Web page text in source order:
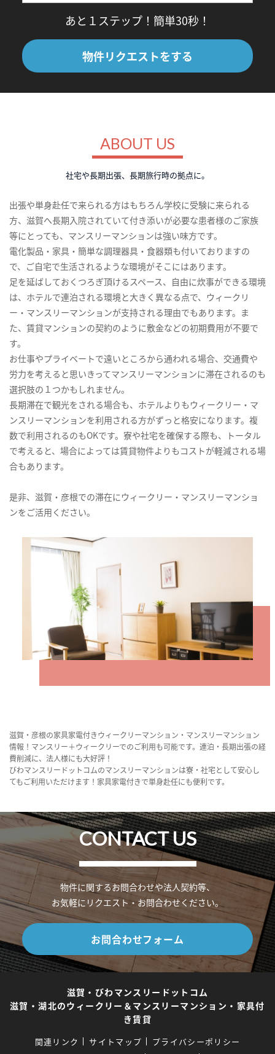
あと１ステップ！簡単30秒！
物件リクエストをする
ABOUT US
社宅や長期出張、長期旅行時の拠点に。
出張や単身赴任で来られる方はもちろん学校に受験に来られる
方、滋賀へ長期入院されていて付き添いが必要な患者様のご家族
等にとっても、マンスリーマンションは強い味方です。
電化製品・家具・簡単な調理器具・食器類も付いておりますの
で、ご自宅で生活されるような環境がそこにはあります。
足を延ばしておくつろぎ頂けるスペース、自由に炊事ができる環境
は、ホテルで連泊される環境と大きく異なる点で、ウィークリ
ー・マンスリーマンションが支持される理由でもあります。ま
た、賃貸マンションの契約のように敷金などの初期費用が不要で
す。
お仕事やプライベートで遠いところから通われる場合、交通費や
労力を考えると思いきってマンスリーマンションに滞在されるのも
選択肢の１つかもしれません。
長期滞在で観光をされる場合も、ホテルよりもウィークリー・マ
ンスリーマンションを利用される方がずっと格安になります。複
数で利用されるのもOKです。寮や社宅を確保する際も、トータル
で考えると、場合によっては賃貸物件よりもコストが軽減される場
合もあります。
是非、滋賀・彦根での滞在にウィークリー・マンスリーマンショ
ンをご活用ください。
滋賀・彦根の家具家電付きウィークリーマンション・マンスリーマンション
情報！マンスリー＋ウィークリーでのご利用も可能です。連泊・長期出張の経
費削減に、法人様にも大好評！
びわマンスリードットコムのマンスリーマンションは寮・社宅として安心し
てもご利用いただけます！家具家電付きで単身赴任にも便利です。
CONTACT US
物件に関するお問合わせや法人契約等、
お気軽にリクエスト・お問合わせください。
お問合わせフォーム
滋賀・びわマンスリードットコム
滋賀・湖北のウィークリー＆マンスリーマンション・家具付
き賃貸
関連リンク サイトマップ
プライバシーポリシー